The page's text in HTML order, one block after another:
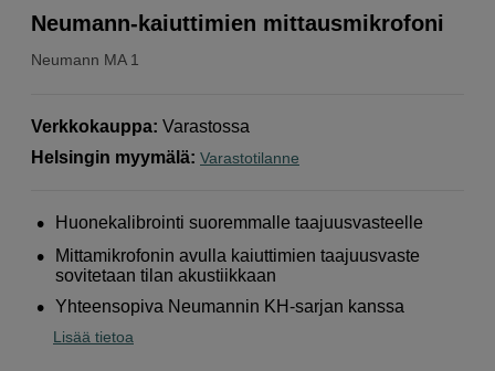
Neumann MA 1
Neumann-kaiuttimien mittausmikrofoni
Verkkokauppa: Varastossa
Helsingin myymälä: Varastotilanne
Huonekalibrointi suoremmalle taajuusvasteelle
Mittamikrofonin avulla kaiuttimien taajuusvaste
sovitetaan tilan akustiikkaan
Yhteensopiva Neumannin KH-sarjan kanssa
Lisää tietoa